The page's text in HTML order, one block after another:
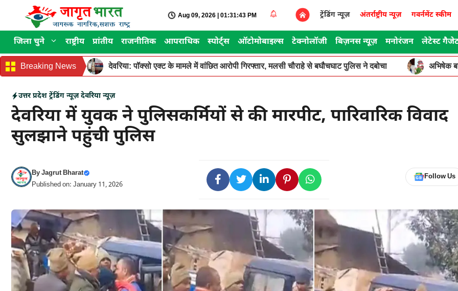
content
Aug 09, 2026 | 01:31:43 PM ट्रेंडिंग न्यूज़ अंतर्राष्ट्रीय न्यूज़ गवर्नमेंट स्कीम
जिला चुने राष्ट्रीय प्रांतीय राजनीतिक आपराधिक स्पोर्ट्स ऑटोमोबाइल्स टेक्नोलॉजी बिज़नस न्यूज़ मनोरंजन लेटेस्ट
Breaking News देवरिया: पॉक्सो एक्ट के मामले में वांछित आरोपी गिरफ्तार, मलसी चौराहे से बघौचघाट पुलिस ने दबोचा अभिषेक
उत्तर प्रदेश ट्रेंडिंग न्यूज़ देवरिया न्यूज़
देवरिया में युवक ने पुलिसकर्मियों से की मारपीट, पारिवारिक विवाद
सुलझाने पहुंची पुलिस
ByJagrut Bharat
Published on: January 11, 2026
Follow Us